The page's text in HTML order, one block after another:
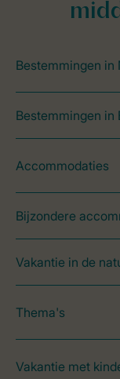
Bestemmingen in
Bestemmingen in
Accommodaties
Bijzondere
Vakantie in de
Thema's
Vakantie met